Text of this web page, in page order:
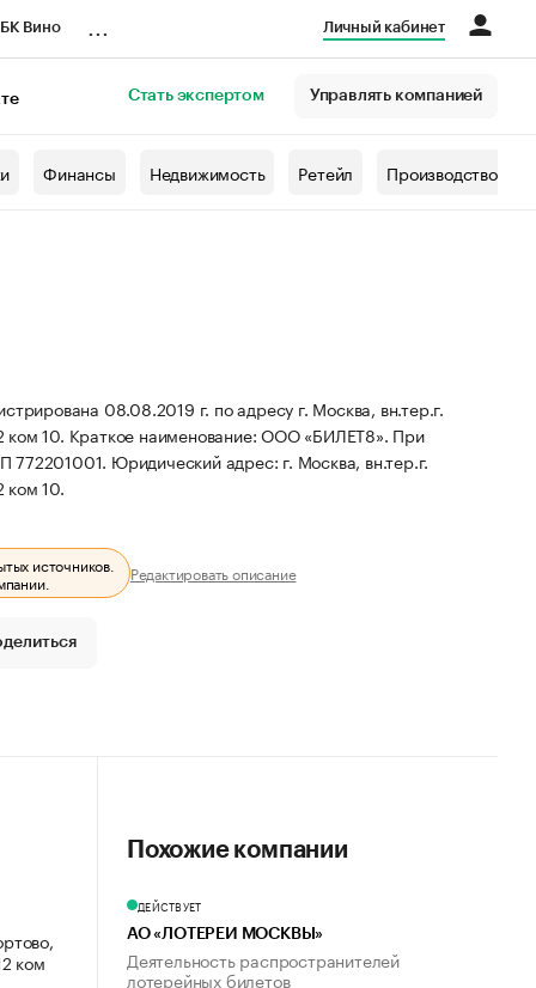
Вино Личный кабинет
Стать экспертом Управлять компанией
Финансы Недвижимость Ретейл Производство
08.08.2019 г. по адресу г. Москва, вн.тер.г.
ком 10. Краткое наименование: ООО «БИЛЕТ8». При
772201001. Юридический адрес: г. Москва, вн.тер.г.
ком 10.
источников. Редактировать описание
ком
Похожие компании
ДЕЙСТВУЕТ
АО «ЛОТЕРЕИ МОСКВЫ»
Деятельность распространителей
лотерейных билетов